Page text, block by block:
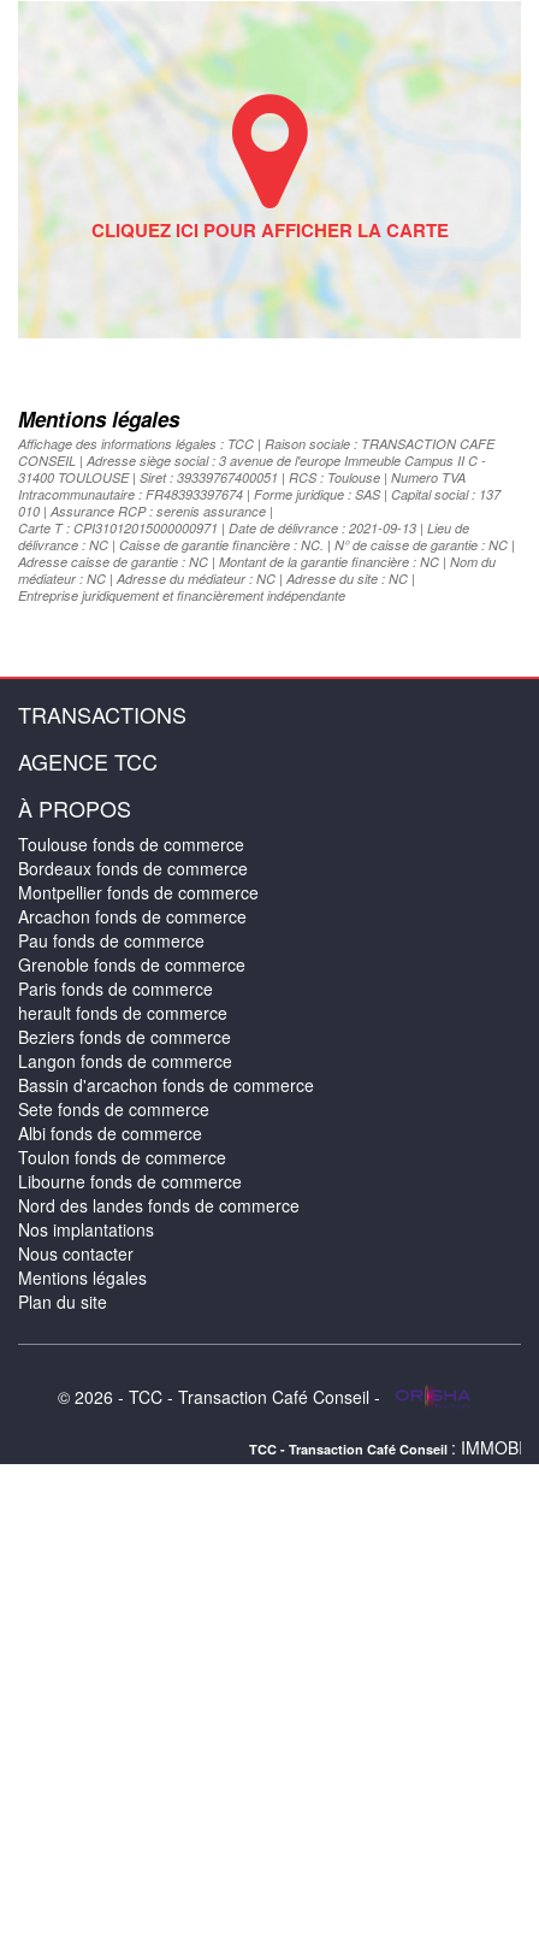
Mentions légales
Affichage des informations légales : TCC | Raison sociale : TRANSACTION CAFE
CONSEIL | Adresse siège social : 3 avenue de l'europe Immeuble Campus II C -
31400 TOULOUSE | Siret : 39339767400051 | RCS : Toulouse | Numero TVA
Intracommunautaire : FR48393397674 | Forme juridique : SAS | Capital social : 137
010 | Assurance RCP : serenis assurance |
Carte T : CPI31012015000000971 | Date de délivrance : 2021-09-13 | Lieu de
délivrance : NC | Caisse de garantie financière : NC. | N° de caisse de garantie : NC |
Adresse caisse de garantie : NC | Montant de la garantie financière : NC | Nom du
médiateur : NC | Adresse du médiateur : NC | Adresse du site : NC |
Entreprise juridiquement et financièrement indépendante
TRANSACTIONS
AGENCE TCC
À PROPOS
Toulouse fonds de commerce
Bordeaux fonds de commerce
Montpellier fonds de commerce
Arcachon fonds de commerce
Pau fonds de commerce
Grenoble fonds de commerce
Paris fonds de commerce
herault fonds de commerce
Beziers fonds de commerce
Langon fonds de commerce
Bassin d'arcachon fonds de commerce
Sete fonds de commerce
Albi fonds de commerce
Toulon fonds de commerce
Libourne fonds de commerce
Nord des landes fonds de commerce
Nos implantations
Nous contacter
Mentions légales
Plan du site
© 2026 - TCC - Transaction Café Conseil -
TCC - Transaction Café Conseil : IMMOBILIER